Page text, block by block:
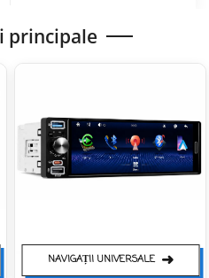
principale
NAVIGAȚII UNIVERSALE ➜